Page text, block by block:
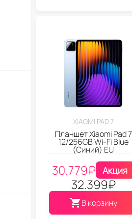
XIAOMI PAD 7
Планшет Xiaomi Pad 7
12/256GB Wi-Fi Blue
(Синий) EU
30.779₽ Акция
32.399₽
В корзину